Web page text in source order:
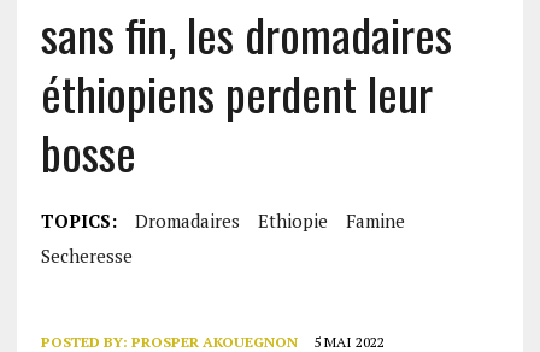
sans fin, les dromadaires
éthiopiens perdent leur
bosse
TOPICS: Dromadaires Ethiopie
Famine
Secheresse
POSTED BY: PROSPER AKOUEGNON 5 MAI 2022